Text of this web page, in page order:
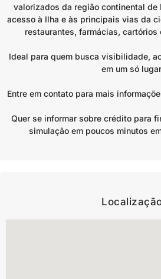
valorizados da região continental de
acesso à Ilha e às principais vias da
restaurantes, farmácias,
Ideal para quem busca visibilidade,
em um só
Entre em contato para mais
Quer se informar sobre crédito para
simulação em poucos minutos